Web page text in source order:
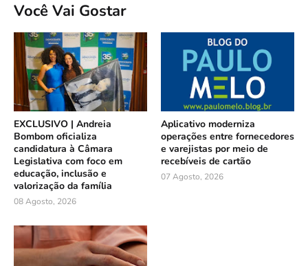
Você Vai Gostar
EXCLUSIVO | Andreia
Bombom oficializa
candidatura à Câmara
Legislativa com foco em
educação, inclusão e
valorização da família
08 Agosto, 2026
Aplicativo moderniza
operações entre fornecedores
e varejistas por meio de
recebíveis de cartão
07 Agosto, 2026